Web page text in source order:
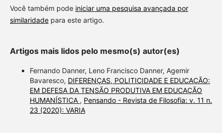
Você também pode iniciar uma pesquisa avançada por
similaridadepara este artigo.
Artigos mais lidos pelo mesmo(s) autor(es)
Fernando Danner, Leno Francisco Danner, Agemir
Bavaresco, DIFERENÇAS, POLITICIDADE E EDUCAÇÃO:
EM DEFESA DA TENSÃO PRODUTIVA EM EDUCAÇÃO
HUMANÍSTICA , Pensando - Revista de Filosofia: v. 11 n.
23 (2020): VARIA